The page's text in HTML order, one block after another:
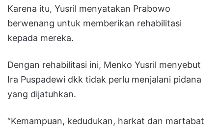
Karena itu, Yusril menyatakan Prabowo
berwenang untuk memberikan rehabilitasi
kepada mereka.
Dengan rehabilitasi ini, Menko Yusril menyebut
Ira Puspadewi dkk tidak perlu menjalani pidana
yang dijatuhkan.
“Kemampuan, kedudukan, harkat dan martabat